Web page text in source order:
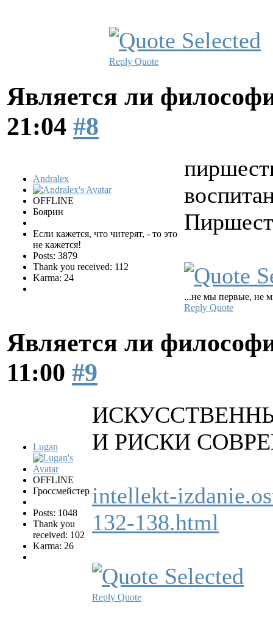
Reply Quote
Является ли
21:04 #8
Andralex
OFFLINE
Боярин
Если кажется, что читерят, - то это
не кажется!
Posts: 3879
Thank you received: 112
Karma: 24
...не мы первые, не
Reply Quote
Является ли
11:00 #9
Lugan
OFFLINE
Гроссмейстер
Posts: 1048
Thank you
received: 102
Karma: 26
И РИСКИ
intellekt-
132-138.html
Reply Quote